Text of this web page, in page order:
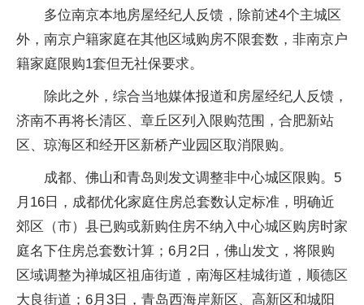
多位南京本地房屋经纪人反馈，除前述4个主城区
外，南京户籍家庭在其他区域购房不限套数，非南京户
籍家庭限购1套但无社保要求。
除此之外，综合当地媒体报道和房屋经纪人反馈，
济南不再将长清区、章丘区列入限购范围，合肥新站
区、琼海区和经开区新桥产业园区取消限购。
成都、佛山和青岛则发文调整非中心城区限购。5
月16日，成都优化家庭住房总套数认定标准，明确近
郊区（市）县已购或新购住房不纳入中心城区购房时家
庭名下住房总套数计算；6月2日，佛山发文，将限购
区域调整为禅城区祖庙街道，南海区桂城街道，顺德区
大良街道；6月3日，青岛西海岸新区、高新区和城阳